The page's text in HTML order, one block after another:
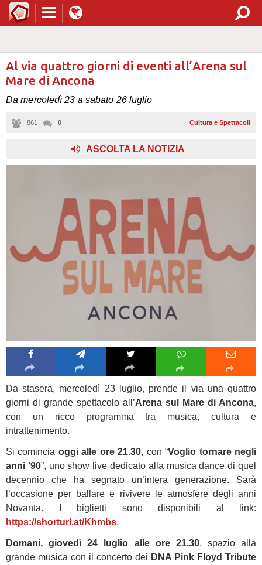
Al via quattro giorni di eventi all’Arena sul
Mare di Ancona
Da mercoledì 23 a sabato 26 luglio
861 0 Cultura e Spettacoli
ASCOLTA LA NOTIZIA
Da stasera, mercoledì 23 luglio, prende il via una quattro
giorni di grande spettacolo all’Arena sul Mare di Ancona,
con un ricco programma tra musica, cultura e
intrattenimento.
Si comincia oggi alle ore 21.30, con “Voglio tornare negli
anni ’90”, uno show live dedicato alla musica dance di quel
decennio che ha segnato un’intera generazione. Sarà
l’occasione per ballare e rivivere le atmosfere degli anni
Novanta. I biglietti sono disponibili al link:
https://shorturl.at/Khmbs.
Domani, giovedì 24 luglio alle ore 21.30, spazio alla
grande musica con il concerto dei DNA Pink Floyd Tribute